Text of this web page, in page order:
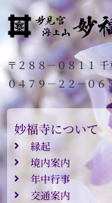
〒２８８－０８１１
０４７９－２２－０６
妙福寺について
縁起
境内案内
年中行事
交通案内